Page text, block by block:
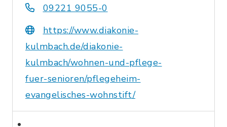
09221 9055-0
https://www.diakonie-
kulmbach.de/diakonie-
kulmbach/wohnen-und-pflege-
fuer-senioren/pflegeheim-
evangelisches-wohnstift/